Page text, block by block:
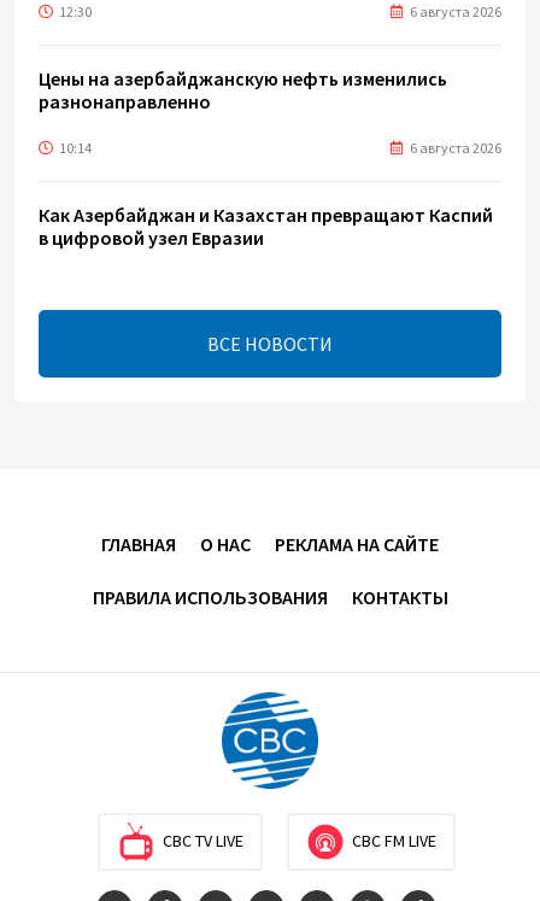
12:30 6 августа 2026
Цены на азербайджанскую нефть изменились
разнонаправленно
10:14 6 августа 2026
Как Азербайджан и Казахстан превращают Каспий
в цифровой узел Евразии
По итогам июля годовая инфляция в Казахстане
снизилась до 10,2%
электроэнергии из ВИЭ
Внесены изменения в Государственную программу
госимуществом в Азербайджане
ВСЕ НОВОСТИ
ГЛАВНАЯ О НАС РЕКЛАМА НА САЙТЕ
ПРАВИЛА ИСПОЛЬЗОВАНИЯ КОНТАКТЫ
CBC TV LIVE CBC FM LIVE